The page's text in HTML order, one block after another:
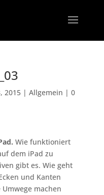
2015| Allgemein | 0
Wie funktioniert
dem iPad zu
gibt es. Wie geht
und Kanten
machen